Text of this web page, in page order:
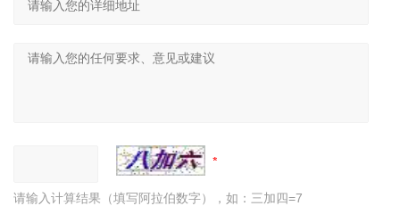
请输入计算结果（填写阿拉伯数字），如：三加四=7